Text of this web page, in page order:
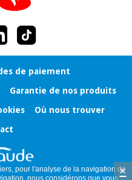
de paiement
Garantie de nos produits
Où nous trouver
pour l'analyse de la navigation de
nous considérons que vous×